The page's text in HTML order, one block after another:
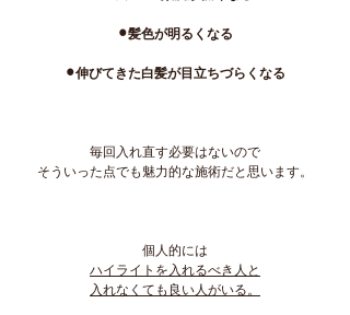
⚫︎髪色が明るくなる
⚫︎伸びてきた白髪が目立ちづらくなる
毎回入れ直す必要はないので
そういった点でも魅力的な施術だと思います。
個人的には
ハイライトを入れるべき人と
入れなくても良い人がいる。